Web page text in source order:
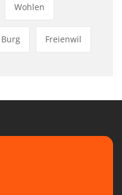
Wohlen
Burg Freienwil